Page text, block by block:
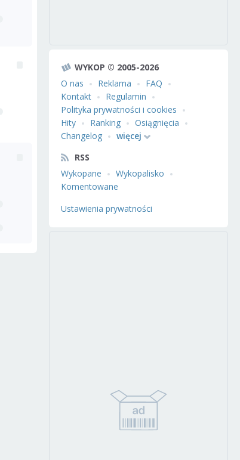
WYKOP © 2005-2026
O nas
Reklama
FAQ
Kontakt
Regulamin
Polityka prywatności i cookies
Hity
Ranking
Osiągnięcia
Changelog
więcej
RSS
Wykopane
Wykopalisko
Komentowane
Ustawienia prywatności